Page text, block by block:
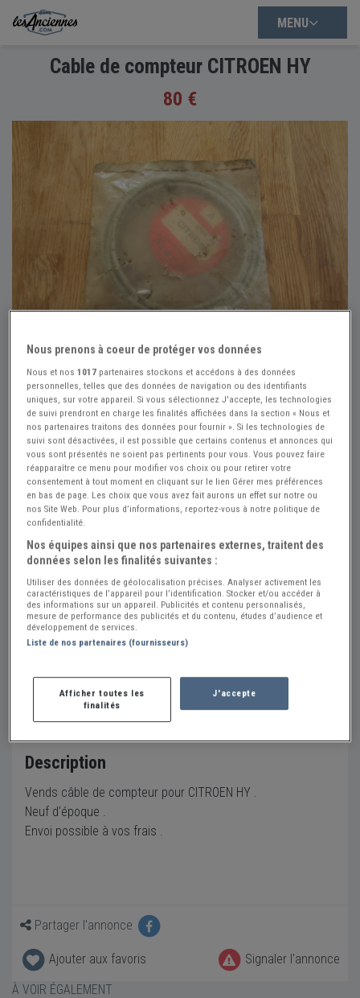
MENU
Cable de compteur CITROEN HY
80 €
Réf : A415942 Actualisée le : 23/07/2026
Cable de compteur CITROEN HY
80 €
Meuse (55) - NIXEVILLE-BLERCOURT (55120)
Voir sur la carte
Envoyer un email
Description
Vends câble de compteur pour CITROEN HY .
Neuf d'époque .
Envoi possible à vos frais .
Partager l'annonce
Ajouter aux favoris
Signaler l'annonce
À VOIR ÉGALEMENT
Nous prenons à coeur de protéger vos données
Nous et nos1017 partenaires stockons et accédons à des données
personnelles, telles que des données de navigation ou des identifiants
uniques, sur votre appareil. Si vous sélectionnez J'accepte, les technologies
de suivi prendront en charge les finalités affichées dans la section « Nous et
nos partenaires traitons des données pour fournir ». Si les technologies de
suivi sont désactivées, il est possible que certains contenus et annonces qui
vous sont présentés ne soient pas pertinents pour vous. Vous pouvez faire
réapparaître ce menu pour modifier vos choix ou pour retirer votre
consentement à tout moment en cliquant sur le lien Gérer mes préférences
en bas de page. Les choix que vous avez fait aurons un effet sur notre ou
nos Site Web. Pour plus d’informations, reportez-vous à notre politique de
confidentialité.
Nos équipes ainsi que nos partenaires externes, traitent des
données selon les finalités suivantes :
Utiliser des données de géolocalisation précises. Analyser activement les
caractéristiques de l’appareil pour l’identification. Stocker et/ou accéder à
des informations sur un appareil. Publicités et contenu personnalisés,
mesure de performance des publicités et du contenu, études d’audience et
développement de services.
Liste de nos partenaires (fournisseurs)
Afficher toutes les
finalités
J'accepte